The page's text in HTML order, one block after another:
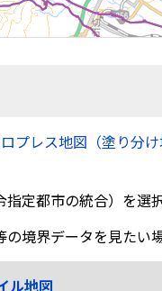
プレス地図（塗り分け
定都市の統合）を選
境界データを見たい
ル地図